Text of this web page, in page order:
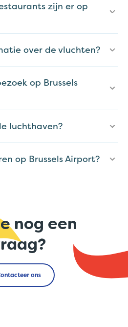
zijn er op
over de vluchten?
op Brussels
luchthaven?
op Brussels Airport?
nog een
ons